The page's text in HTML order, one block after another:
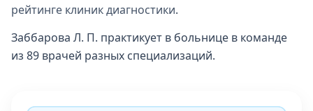
рейтинге клиник диагностики.
Заббарова Л. П. практикует в больнице в команде
из 89 врачей разных специализаций.